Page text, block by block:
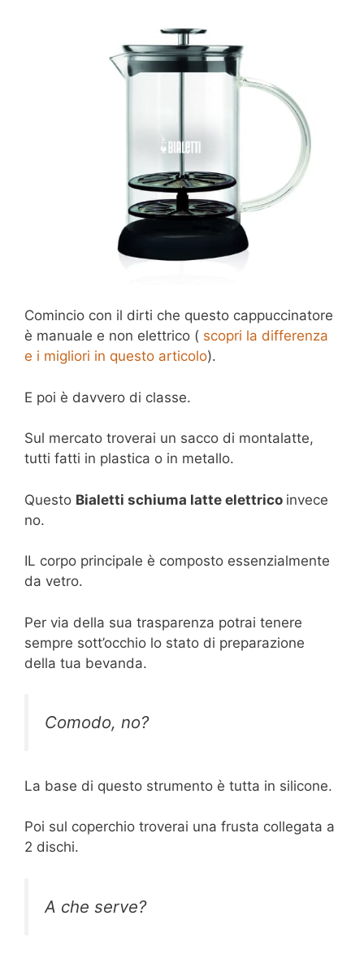
Comincio con il dirti che questo cappuccinatore
è manuale e non elettrico ( scopri la differenza
e i migliori in questo articolo).
E poi è davvero di classe.
Sul mercato troverai un sacco di montalatte,
tutti fatti in plastica o in metallo.
Questo Bialetti schiuma latte elettrico invece
no.
IL corpo principale è composto essenzialmente
da vetro.
Per via della sua trasparenza potrai tenere
sempre sott’occhio lo stato di preparazione
della tua bevanda.
Comodo, no?
La base di questo strumento è tutta in silicone.
Poi sul coperchio troverai una frusta collegata a
2 dischi.
A che serve?